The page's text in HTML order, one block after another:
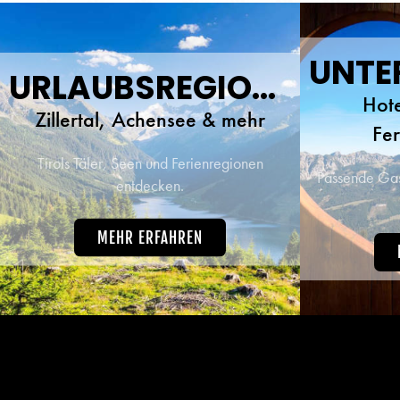
beste
URLAUBSREGIONEN
Zillertal, Achensee & mehr
Tirols Täler, Seen und Ferienregionen
entdecken.
MEHR ERFAHREN
Passende